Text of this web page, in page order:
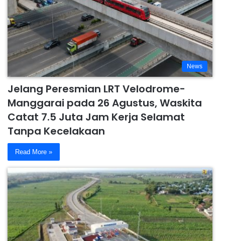
News
Jelang Peresmian LRT Velodrome-
Manggarai pada 26 Agustus, Waskita
Catat 7.5 Juta Jam Kerja Selamat
Tanpa Kecelakaan
Read More »